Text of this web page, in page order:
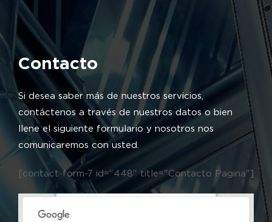
Contacto
Si desea saber más de nuestros servicios,
contáctenos a través de nuestros datos o bien
llene el siguiente formulario y nosotros nos
comunicaremos con usted.
[contact-form-7 id="448" title="Contacto Pagina"]
Calle Casa de Iturbide 1108, Casa Bella